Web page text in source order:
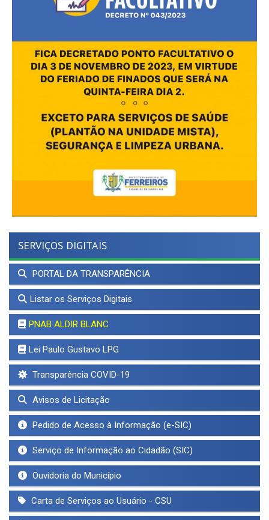
SERVIÇOS DIGITAIS
PORTAL DA TRANSPARÊNCIA
Listar os Serviços Digitais
PNAB ALDIR BLANC
Lei Paulo Gustavo LPG
Transparência COVID-19
Avisos de Licitação
Pedido de Acesso à Informação (e-SIC)
Serviço de Informação ao Cidadão (SIC)
Ouvidoria do Município
Carta de Serviços ao Usuário - CSU